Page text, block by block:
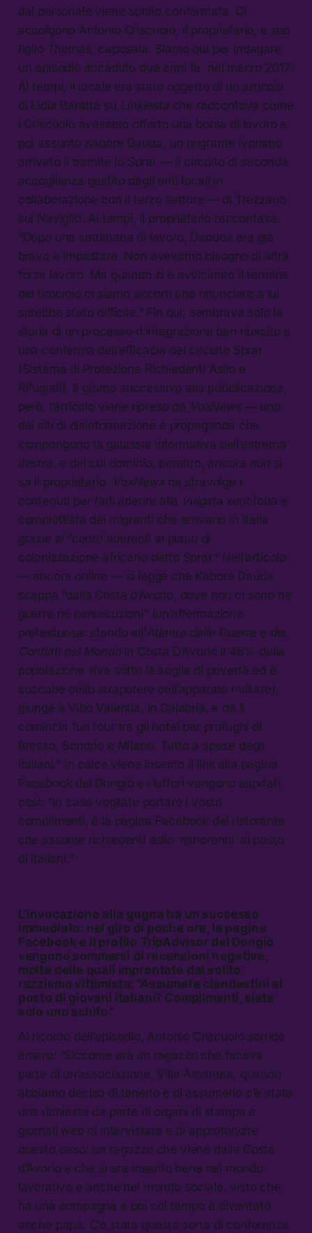
del personale viene subito confermata. Ci
accolgono Antonio Criscuolo, il proprietario, e suo
figlio Thomas, caposala. Siamo qui per indagare
un episodio accaduto due anni fa, nel marzo 2017.
Ai tempi, il locale era stato oggetto di un articolo
di Lidia Baratta su Linkiestache raccontava come
i Criscuolo avessero offerto una borsa di lavoro e
poi assunto Kabore Dauda, un migrante ivoriano
arrivato lì tramite lo Sprar — il circuito di seconda
accoglienza gestito dagli enti locali in
collaborazione con il terzo settore — di Trezzano
sul Naviglio. Ai tempi, il proprietario raccontava:
“Dopo una settimana di lavoro, Daouda era già
bravo a impastare. Non avevamo bisogno di altra
forza lavoro. Ma quando si è avvicinato il termine
del tirocinio ci siamo accorti che rinunciare a lui
sarebbe stato difficile.” Fin qui, sembrava solo la
storia di un processo d’integrazione ben riuscito e
una conferma dell’efficacia del circuito Sprar
(Sistema di Protezione Richiedenti Asilo e
Rifugiati). Il giorno successivo alla pubblicazione,
però, l’articolo viene ripreso da VoxNews— uno
dei siti di disinformazione e propaganda che
compongono la galassia informativa dell’estrema
destra, e del cui dominio, peraltro, ancora non si
sa il proprietario. VoxNews ne stravolge i
contenuti per farli aderire alla vulgata xenofoba e
complottista dei migranti che arrivano in Italia
grazie ai “centri aderenti al piano di
colonizzazione africano detto Sprar.” Nell’articolo
— ancora online — si legge che Kabore Dauda
scappa “dalla Costa d’Avorio, dove non ci sono né
guerre né persecuzioni” (un’affermazione
pretestuosa: stando all’Atlante delle Guerre e dei
Conflitti nel Mondoin Costa D’Avorio il 46% della
popolazione vive sotto la soglia di povertà ed è
succube dello strapotere dell’apparato militare),
giunge a Vibo Valentia, in Calabria, e da lì
comincia “un tour tra gli hotel per profughi di
Bresso, Sondrio e Milano. Tutto a spese degli
italiani.” In calce viene inserito il link alla pagina
Facebook del Dongiò e i lettori vengono esortati
così: “In caso vogliate portare i vostri
complimenti, è la pagina Facebook del ristorante
che assume richiedenti asilo ‘minorenni’ al posto
di italiani.”
L’invocazione alla gogna ha un successo
immediato: nel giro di poche ore, la pagina
Facebook e il profilo TripAdvisor del Dongiò
vengono sommersi di recensioni negative,
molte delle quali improntate dal solito
razzismo vittimista: “Assumete clandestini al
posto di giovani italiani? Complimenti, siete
solo uno schifo.”
Al ricordo dell’episodio, Antonio Criscuolo sorride
amaro: “Siccome era un ragazzo che faceva
parte di un’associazione, Villa Amantea, quando
abbiamo deciso di tenerlo e di assumerlo c’è stata
una richiesta da parte di organi di stampa e
giornali web di intervistare e di approfondire
questo caso: un ragazzo che viene dalla Costa
d’Avorio e che si era inserito bene nel mondo
lavorativo e anche nel mondo sociale, visto che
ha una compagna e poi col tempo è diventato
anche papà. C’è stata questa sorta di conferenza